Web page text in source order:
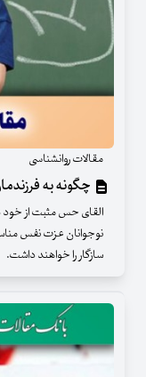
مقالات روانشناسی
چگونه به
القای حس مثبت از خود
نوجوانان عزت نفس
سازگار را خواهند داشت.